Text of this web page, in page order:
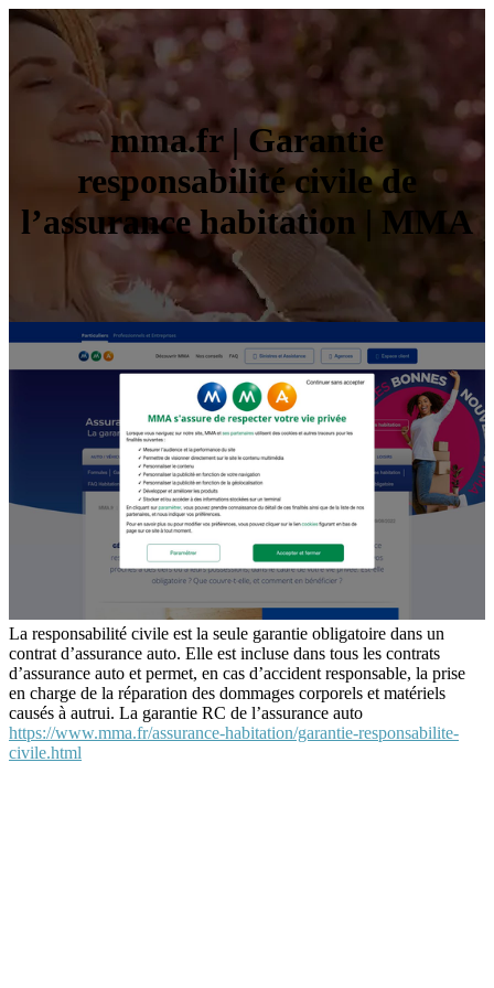
mma.fr | Garantie
responsabilité civile de
l’assurance habitation | MMA
La responsabilité civile est la seule garantie obligatoire dans un
contrat d’assurance auto. Elle est incluse dans tous les contrats
d’assurance auto et permet, en cas d’accident responsable, la prise
en charge de la réparation des dommages corporels et matériels
causés à autrui. La garantie RC de l’assurance auto
https://www.mma.fr/assurance-habitation/garantie-responsabilite-
civile.html